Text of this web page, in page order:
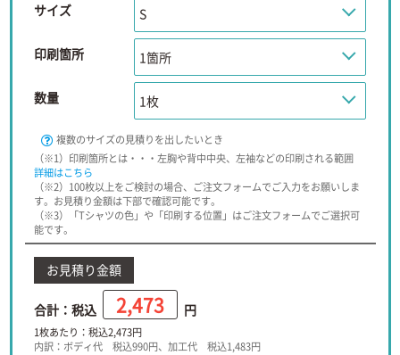
サイズ
印刷箇所
数量
複数のサイズの見積りを出したいとき
（※1）印刷箇所とは・・・左胸や背中中央、左袖などの印刷される範囲
詳細はこちら
（※2）100枚以上をご検討の場合、ご注文フォームでご入力をお願いしま
す。お見積り金額は下部で確認可能です。
（※3）「Tシャツの色」や「印刷する位置」はご注文フォームでご選択可
能です。
お見積り金額
合計：税込 2,473 円
1枚あたり：税込2,473円
内訳：ボディ代 税込990円、加工代 税込1,483円